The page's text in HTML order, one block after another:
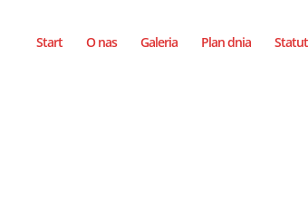
Start O nas Galeria Plan dnia